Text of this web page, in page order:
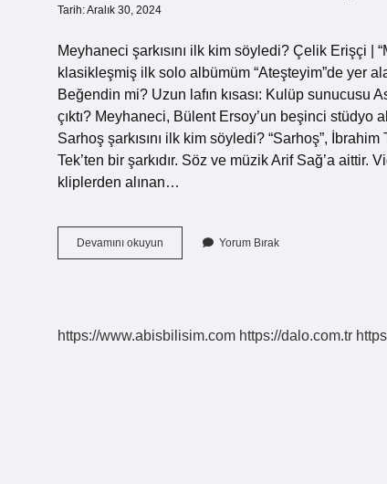
Tarih: Aralık 30, 2024
Meyhaneci şarkısını ilk kim söyledi? Çelik Erişçi |
klasikleşmiş ilk solo albümüm “Ateşteyim”de yer
Beğendin mi? Uzun lafın kısası: Kulüp sunucusu
çıktı? Meyhaneci, Bülent Ersoy’un beşinci stüdyo
Sarhoş şarkısını ilk kim söyledi? “Sarhoş”,
Tek’ten bir şarkıdır. Söz ve müzik Arif Sağ’a
kliplerden alınan…
Devamını okuyun Meyhaneci
Sarhoşum
Yorum Bırak
https://www.abisbilisim.com https://dalo.com.tr